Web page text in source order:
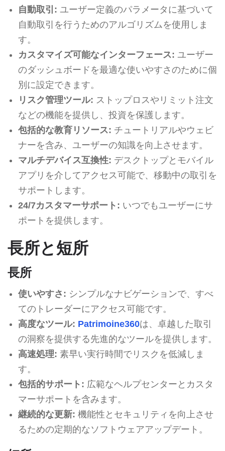
自動取引: ユーザー定義のパラメータに基づいて
自動取引を行うためのアルゴリズムを使用しま
す。
カスタマイズ可能なインターフェース: ユーザー
のダッシュボードを最適な使いやすさのために個
別に設定できます。
リスク管理ツール: ストップロスやリミット注文
などの機能を提供し、投資を保護します。
包括的な教育リソース: チュートリアルやウェビ
ナーを含み、ユーザーの知識を向上させます。
マルチデバイス互換性: デスクトップとモバイル
アプリを介してアクセス可能で、移動中の取引を
サポートします。
24/7カスタマーサポート: いつでもユーザーにサ
ポートを提供します。
長所と短所
長所
使いやすさ: シンプルなナビゲーションで、すべ
てのトレーダーにアクセス可能です。
高度なツール: Patrimoine360は、卓越した取引
の洞察を提供する先進的なツールを提供します。
高速処理: 素早い実行時間でリスクを低減しま
す。
包括的サポート: 広範なヘルプセンターとカスタ
マーサポートを含みます。
継続的な更新: 機能性とセキュリティを向上させ
るための定期的なソフトウェアアップデート。